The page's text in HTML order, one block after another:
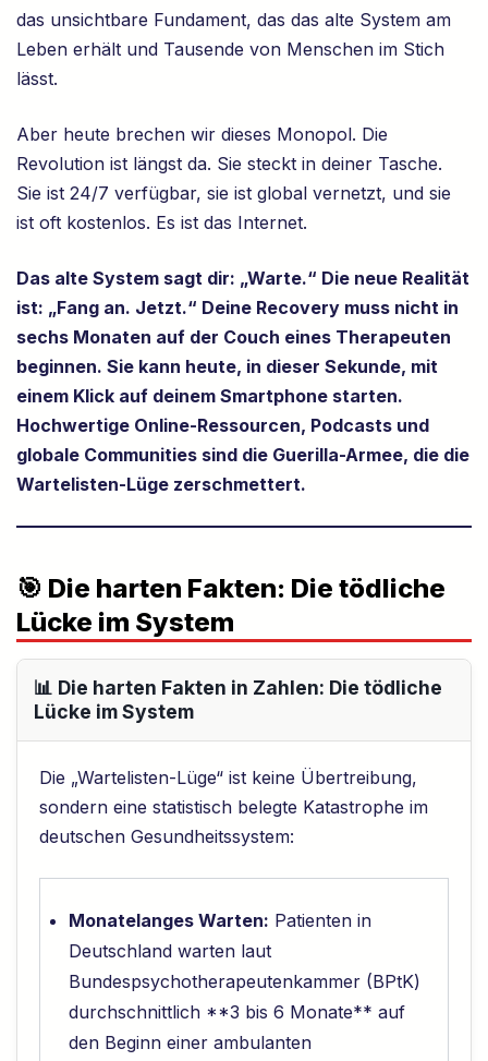
das unsichtbare Fundament, das das alte System am
Leben erhält und Tausende von Menschen im Stich
lässt.
Aber heute brechen wir dieses Monopol. Die
Revolution ist längst da. Sie steckt in deiner Tasche.
Sie ist 24/7 verfügbar, sie ist global vernetzt, und sie
ist oft kostenlos. Es ist das Internet.
Das alte System sagt dir: „Warte.“ Die neue Realität
ist: „Fang an. Jetzt.“ Deine Recovery muss nicht in
sechs Monaten auf der Couch eines Therapeuten
beginnen. Sie kann heute, in dieser Sekunde, mit
einem Klick auf deinem Smartphone starten.
Hochwertige Online-Ressourcen, Podcasts und
globale Communities sind die Guerilla-Armee, die die
Wartelisten-Lüge zerschmettert.
🎯 Die harten Fakten: Die tödliche
Lücke im System
📊 Die harten Fakten in Zahlen: Die tödliche
Lücke im System
Die „Wartelisten-Lüge“ ist keine Übertreibung,
sondern eine statistisch belegte Katastrophe im
deutschen Gesundheitssystem:
Monatelanges Warten: Patienten in
Deutschland warten laut
Bundespsychotherapeutenkammer (BPtK)
durchschnittlich **3 bis 6 Monate** auf
den Beginn einer ambulanten